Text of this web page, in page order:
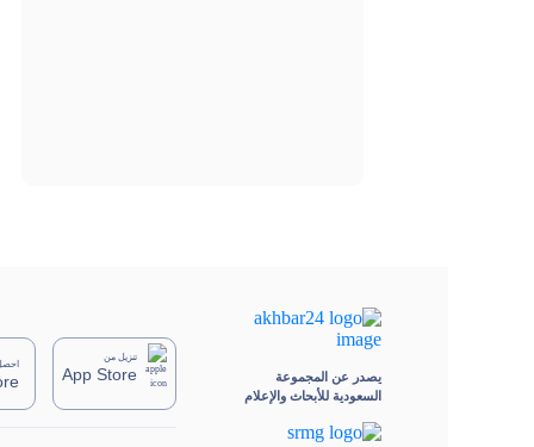
يصدر عن المجموعة
السعودية للأبحاث والإعلام
تنزيل من
App Store